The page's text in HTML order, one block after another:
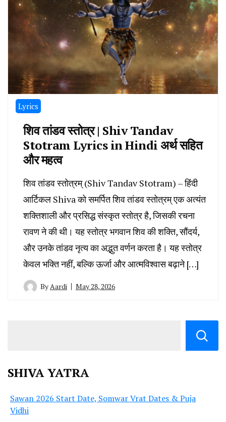
Lyrics
शिव तांडव स्तोत्र | Shiv Tandav
Stotram Lyrics in Hindi अर्थ सहित
और महत्व
शिव तांडव स्तोत्रम् (Shiv Tandav Stotram) – हिंदी
आर्टिकल Shiva को समर्पित शिव तांडव स्तोत्रम् एक अत्यंत
शक्तिशाली और प्रसिद्ध संस्कृत स्तोत्र है, जिसकी रचना
रावण ने की थी। यह स्तोत्र भगवान शिव की शक्ति, सौंदर्य,
और उनके तांडव नृत्य का अद्भुत वर्णन करता है। यह स्तोत्र
केवल भक्ति नहीं, बल्कि ऊर्जा और आत्मविश्वास बढ़ाने […]
By Aardi May 28, 2026
SHIVA YATRA
Sawan 2026 Start Date, Somwar Vrat Dates & Puja
Vidhi